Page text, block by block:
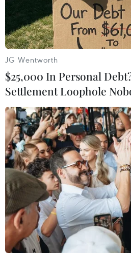
Cảng Container quốc tế
Phòng đón tàu siêu
19/05/2020 04:40
Việc đón tàu siêu trọng tải One
90.000 tấn là sự kiện minh
triển của cảng nước sâu tại
năng phát triển của kinh tế Việt
JG Wentworth
$25,000 In Personal
Settlement Loophole